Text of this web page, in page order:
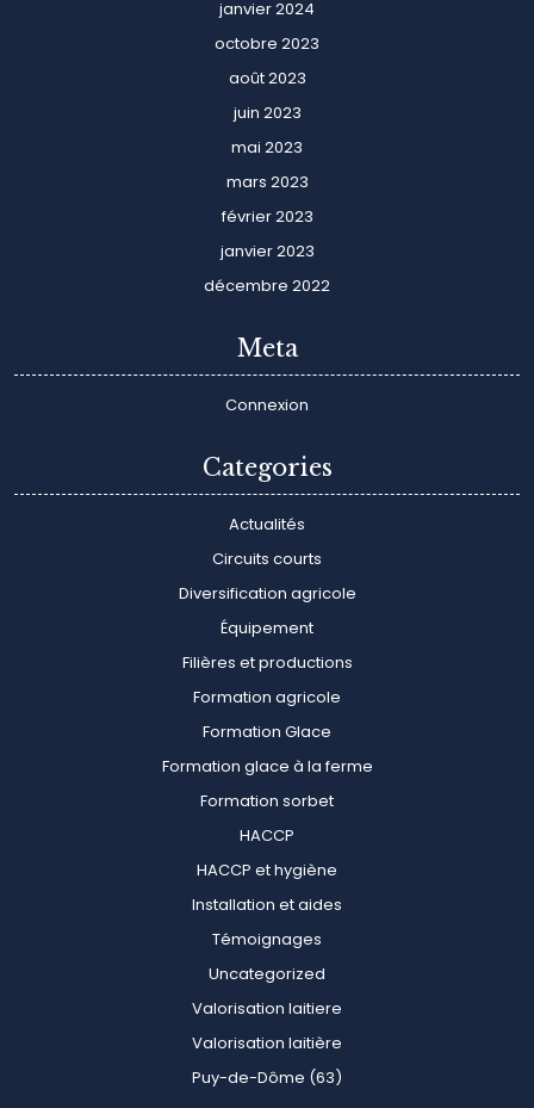
janvier 2024
octobre 2023
août 2023
juin 2023
mai 2023
mars 2023
février 2023
janvier 2023
décembre 2022
Meta
Connexion
Categories
Actualités
Circuits courts
Diversification agricole
Équipement
Filières et productions
Formation agricole
Formation Glace
Formation glace à la ferme
Formation sorbet
HACCP
HACCP et hygiène
Installation et aides
Témoignages
Uncategorized
Valorisation laitiere
Valorisation laitière
Puy-de-Dôme (63)